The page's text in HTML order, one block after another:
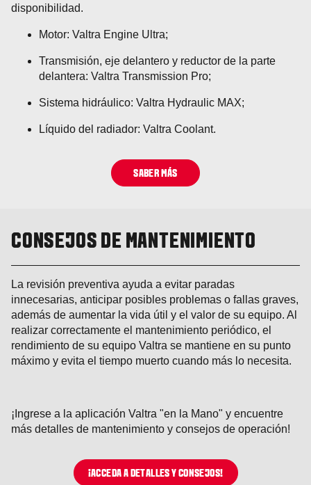
disponibilidad.
Motor: Valtra Engine Ultra;
Transmisión, eje delantero y reductor de la parte
delantera: Valtra Transmission Pro;
Sistema hidráulico: Valtra Hydraulic MAX;
Líquido del radiador: Valtra Coolant.
SABER MÁS
CONSEJOS DE MANTENIMIENTO
La revisión preventiva ayuda a evitar paradas
innecesarias, anticipar posibles problemas o fallas graves,
además de aumentar la vida útil y el valor de su equipo. Al
realizar correctamente el mantenimiento periódico, el
rendimiento de su equipo Valtra se mantiene en su punto
máximo y evita el tiempo muerto cuando más lo necesita.
¡Ingrese a la aplicación Valtra "en la Mano" y encuentre
más detalles de mantenimiento y consejos de operación!
¡ACCEDA A DETALLES Y CONSEJOS!